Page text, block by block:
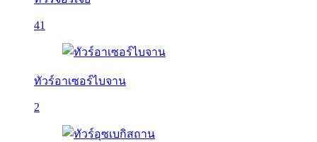
41
ทัวร์อาเซอร์ไบจาน
2